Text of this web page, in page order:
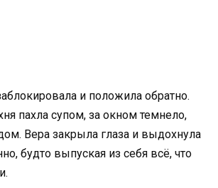
и положила обратно.
пахла супом, за окном темнело,
Вера закрыла глаза и выдохнула
будто выпуская из себя всё, что